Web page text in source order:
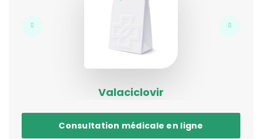
Valaciclovir
Consultation médicale en ligne